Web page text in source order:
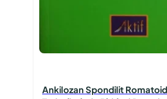
Ankilozan Spondilit